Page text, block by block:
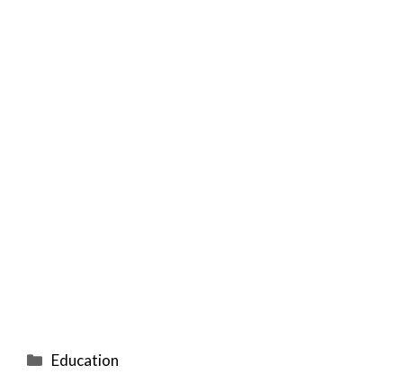
Categories
Education